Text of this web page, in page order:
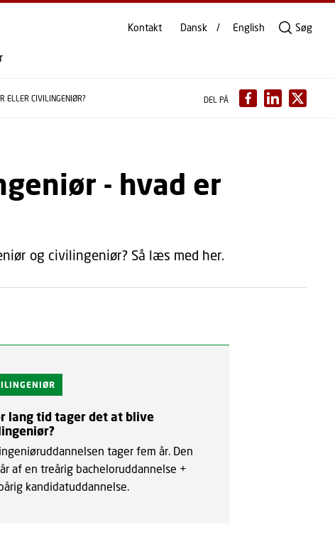
Kontakt Dansk English Søg
ELLER CIVILINGENIØR? DEL PÅ
- hvad er
og civilingeniør? Så læs med her.
lang tid tager det at blive
tager fem år. Den
af en treårig bacheloruddannelse +
kandidatuddannelse.